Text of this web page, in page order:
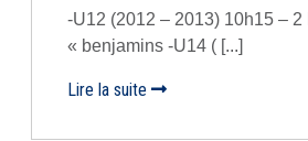
-U12 (2012 – 2013) 10h15 – 2
« benjamins -U14 ( [...]
Lire la suite